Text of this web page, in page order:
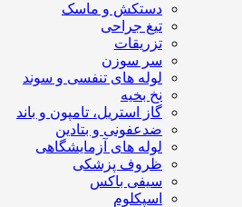
دستکش و ماسک
تیغ جراحی
تزریقات
سر سوزن
لوله های تنفسی و سوند
نخ بخیه
گاز استریل، تامپون و باند
ضدعفونی و بتادین
لوله های آزمایشگاهی
ظروف پزشکی
سیفی باکس
اسپکلوم